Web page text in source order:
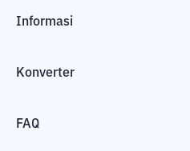
Informasi
Konverter
FAQ